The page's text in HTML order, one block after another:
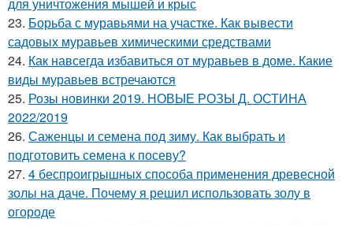
23. Борьба с муравьями на участке. Как вывести
садовых муравьев химическими средствами
24. Как навсегда избавиться от муравьев в доме. Какие
виды муравьев встречаются
25. Розы новинки 2019. НОВЫЕ РОЗЫ Д. ОСТИНА
2022/2019
26. Саженцы и семена под зиму. Как выбрать и
подготовить семена к посеву?
27. 4 беспроигрышных способа применения древесной
золы на даче. Почему я решил использовать золу в
огороде